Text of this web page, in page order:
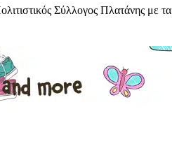
Σύλλογος Πλατάνης με τα